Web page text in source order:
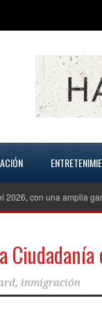
una amplia gama de
, inmigración